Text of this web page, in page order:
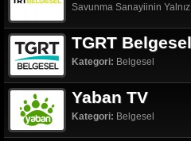
Savunma Sanayiinin
TGRT Belgesel
Kategori: Belgesel
Yaban TV
Kategori: Belgesel